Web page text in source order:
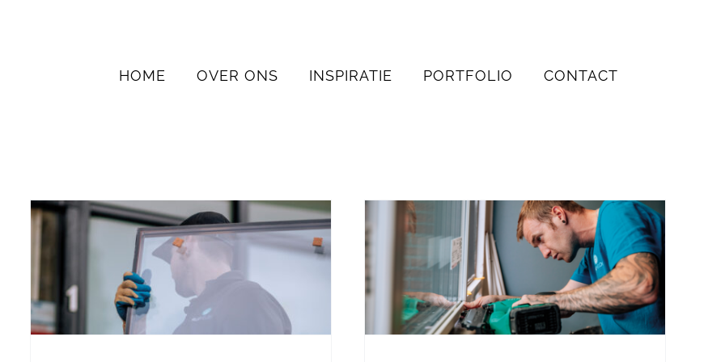
HOME OVER ONS INSPIRATIE PORTFOLIO CONTACT
Extra aandacht voor het
beroep glaszetter
Nieuws